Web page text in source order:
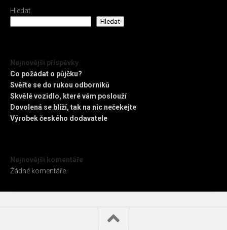
Hledat
Hledat
Nejnovější příspěvky
Co požádat o půjčku?
Svěřte se do rukou odborníků
Skvělé vozidlo, které vám poslouží
Dovolená se blíží, tak na nic nečekejte
Výrobek českého dodavatele
Nejnovější komentáře
Žádné komentáře.